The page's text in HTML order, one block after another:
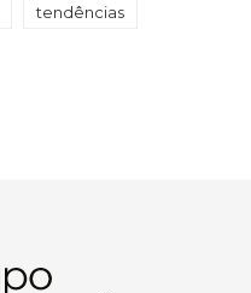
tendências